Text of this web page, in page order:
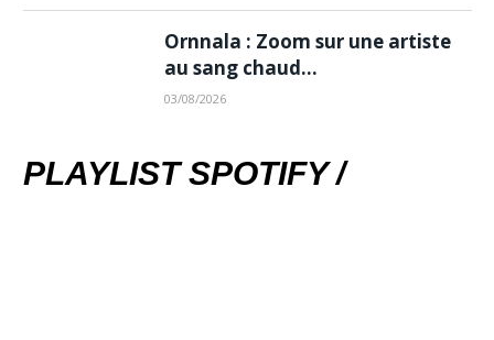
Ornnala : Zoom sur une artiste
au sang chaud…
03/08/2026
PLAYLIST SPOTIFY /